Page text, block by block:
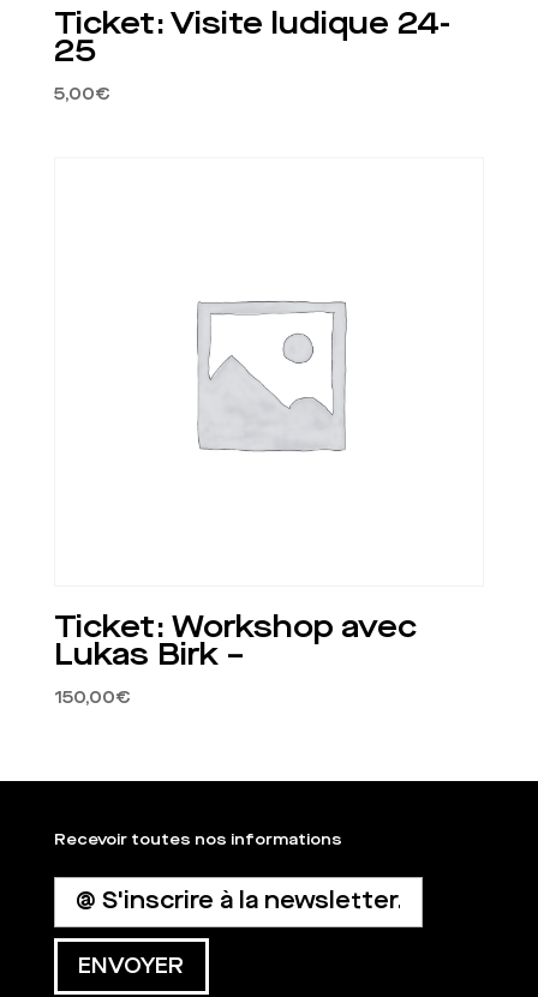
Ticket: Visite ludique 24-
25
5,00€
Ticket: Workshop avec
Lukas Birk –
150,00€
Recevoir toutes nos informations